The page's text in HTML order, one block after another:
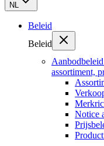
NL
Beleid
Beleid
Aanbodbeleid
assortiment,
Notice